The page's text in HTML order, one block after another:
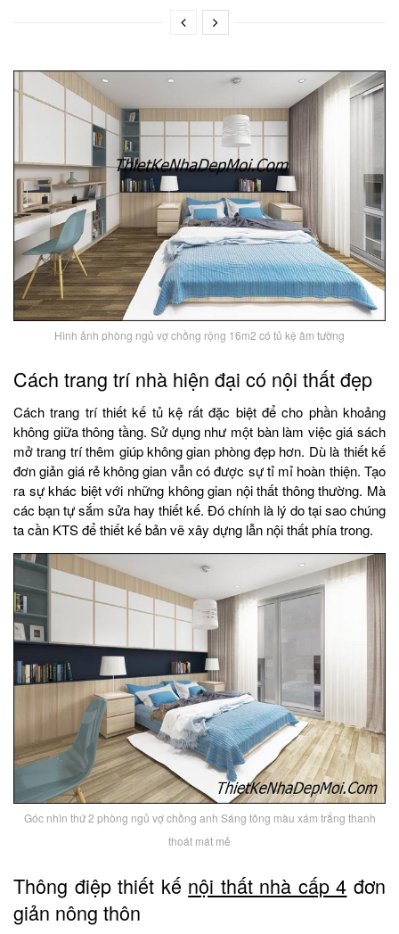
Hình ảnh phòng ngủ vợ chồng rộng 16m2 có tủ kệ âm tường
Cách trang trí nhà hiện đại có nội thất đẹp
Cách trang trí thiết kế tủ kệ rất đặc biệt để cho phần khoảng
không giữa thông tầng. Sử dụng như một bàn làm việc giá sách
mở trang trí thêm giúp không gian phòng đẹp hơn. Dù là thiết kế
đơn giản giá rẻ không gian vẫn có được sự tỉ mỉ hoàn thiện. Tạo
ra sự khác biệt với những không gian nội thất thông thường. Mà
các bạn tự sắm sửa hay thiết kế. Đó chính là lý do tại sao chúng
ta cần KTS để thiết kế bản vẽ xây dựng lẫn nội thất phía trong.
Góc nhìn thứ 2 phòng ngủ vợ chồng anh Sáng tông màu xám trắng thanh
thoát mát mẻ
Thông điệp thiết kế nội thất nhà cấp 4 đơn
giản nông thôn